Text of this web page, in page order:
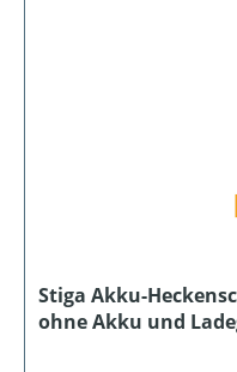
Stiga Akku-
ohne Akku und